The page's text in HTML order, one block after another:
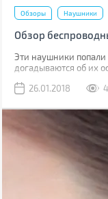
Обзоры Наушники
Обзор
Эти наушники
догадываются об их
26.01.2018